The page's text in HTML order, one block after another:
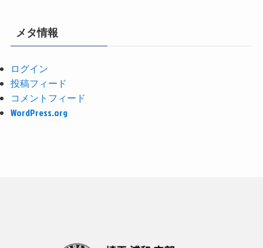
メタ情報
ログイン
投稿フィード
コメントフィード
WordPress.org